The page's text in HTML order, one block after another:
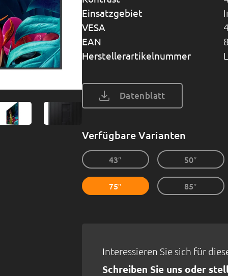
Einsatzgebiet
VESA
EAN
Herstellerartikelnummer
Datenblatt
Verfügbare Varianten
43″ 50″
75″ 85″
Interessieren Sie sich für
Schreiben Sie uns oder